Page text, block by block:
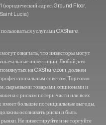
(юридический адрес: Ground Floor,
Lucia)
услугами OXShare.
означать, что инвесторы могут
инвестиции. Любой, кто
на OXShare.com, должен
советом. Торговля
сырьевыми товарами, опционами и
с риском потери части или всех
большие потенциальные выгоды,
осознавать риски и быть
Не инвестируйте и не торгуйте